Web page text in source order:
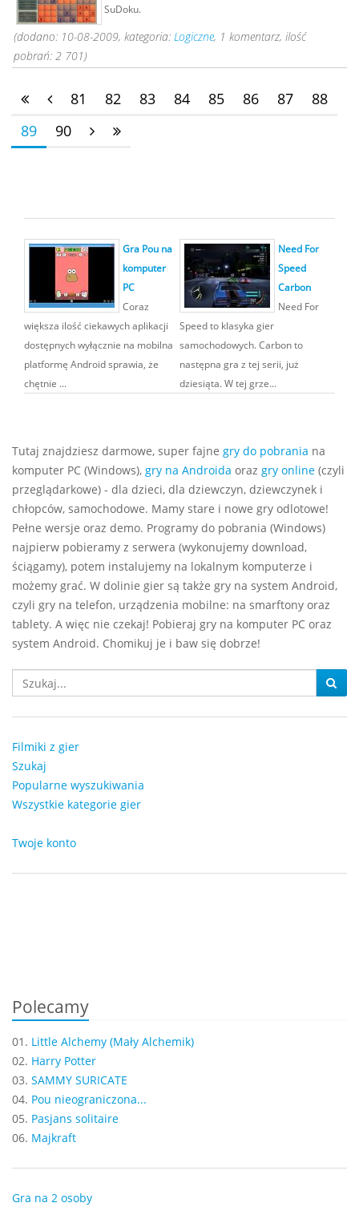
SuDoku.
(dodano: 10-08-2009, kategoria: Logiczne, 1 komentarz, ilość
pobrań: 2 701)
81 82 83 84 85 86 87
88
89
90
Gra Pou na
komputer
PC
Coraz
większa ilość ciekawych aplikacji
dostępnych wyłącznie na mobilna
platformę Android sprawia, że
chętnie ...
Need For
Speed
Carbon
Need For
Speed to klasyka gier
samochodowych. Carbon to
następna gra z tej serii, już
dziesiąta. W tej grze...
Tutaj znajdziesz darmowe, super fajne gry do pobrania na
komputer PC (Windows), gry na Androida oraz gry online (czyli
przeglądarkowe) - dla dzieci, dla dziewczyn, dziewczynek i
chłopców, samochodowe. Mamy stare i nowe gry odlotowe!
Pełne wersje oraz demo. Programy do pobrania (Windows)
najpierw pobieramy z serwera (wykonujemy download,
ściągamy), potem instalujemy na lokalnym komputerze i
możemy grać. W dolinie gier są także gry na system Android,
czyli gry na telefon, urządzenia mobilne: na smarftony oraz
tablety. A więc nie czekaj! Pobieraj gry na komputer PC oraz
system Android. Chomikuj je i baw się dobrze!
Filmiki z gier
Szukaj
Popularne wyszukiwania
Wszystkie kategorie gier
Twoje konto
Polecamy
01. Little Alchemy (Mały Alchemik)
02. Harry Potter
03. SAMMY SURICATE
04. Pou nieograniczona...
05. Pasjans solitaire
06. Majkraft
Gra na 2 osoby